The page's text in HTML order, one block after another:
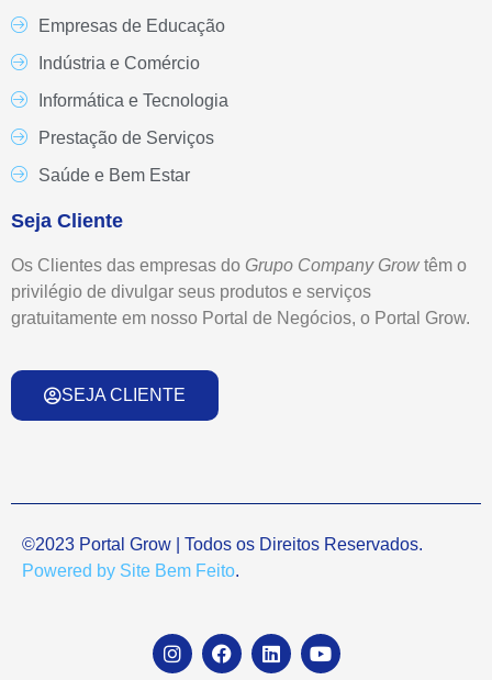
Empresas de Educação
Indústria e Comércio
Informática e Tecnologia
Prestação de Serviços
Saúde e Bem Estar
Seja Cliente
Os Clientes das empresas do Grupo Company Growtêm o
privilégio de divulgar seus produtos e serviços
gratuitamente em nosso Portal de Negócios, o Portal Grow.
SEJA CLIENTE
©2023 Portal Grow | Todos os Direitos Reservados.
Powered by Site Bem Feito.